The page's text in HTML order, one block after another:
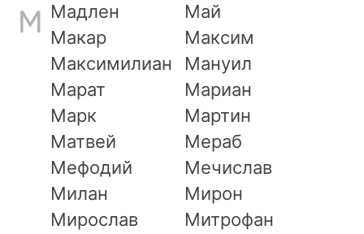
М Мадлен
Май
Макар
Максим
Максимилиан
Мануил
Марат
Мариан
Марк
Мартин
Матвей
Мераб
Мефодий
Мечислав
Милан
Мирон
Мирослав
Митрофан